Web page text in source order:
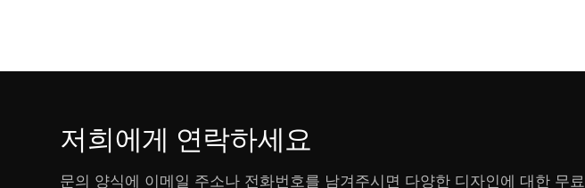
저희에게 연락하세요
문의 양식에 이메일 주소나 전화번호를 남겨주시면 다양한 디자인에 대한 무료